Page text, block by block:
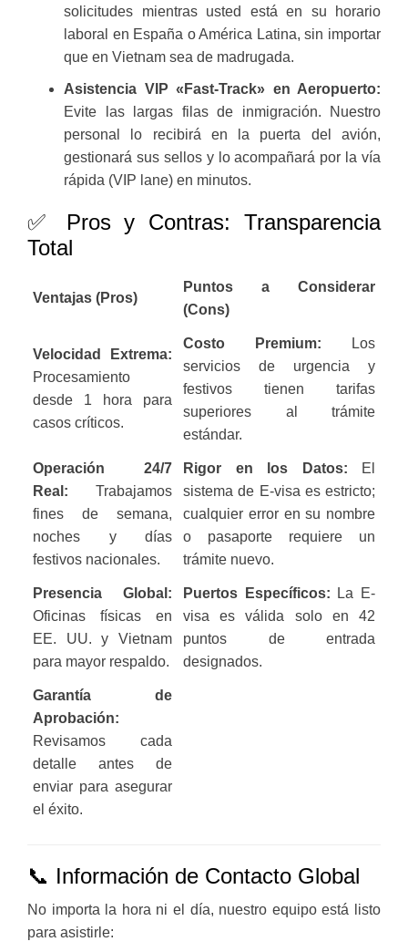
solicitudes mientras usted está en su horario
laboral en España o América Latina, sin importar
que en Vietnam sea de madrugada.
Asistencia VIP «Fast-Track» en Aeropuerto:
Evite las largas filas de inmigración. Nuestro
personal lo recibirá en la puerta del avión,
gestionará sus sellos y lo acompañará por la vía
rápida (VIP lane) en minutos.
✅ Pros y Contras: Transparencia
Total
Ventajas (Pros)
Puntos a Considerar
(Cons)
Velocidad Extrema:
Procesamiento
desde 1 hora para
casos críticos.
Costo Premium: Los
servicios de urgencia y
festivos tienen tarifas
superiores al trámite
estándar.
Operación 24/7
Real: Trabajamos
fines de semana,
noches y días
festivos nacionales.
Rigor en los Datos: El
sistema de E-visa es estricto;
cualquier error en su nombre
o pasaporte requiere un
trámite nuevo.
Presencia Global:
Oficinas físicas en
EE. UU. y Vietnam
para mayor respaldo.
Puertos Específicos: La E-
visa es válida solo en 42
puntos de entrada
designados.
Garantía de
Aprobación:
Revisamos cada
detalle antes de
enviar para asegurar
el éxito.
📞 Información de Contacto Global
No importa la hora ni el día, nuestro equipo está listo
para asistirle: